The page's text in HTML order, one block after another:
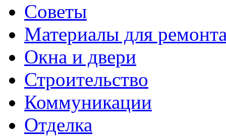
Советы
Материалы для
Окна и двери
Строительство
Коммуникации
Отделка